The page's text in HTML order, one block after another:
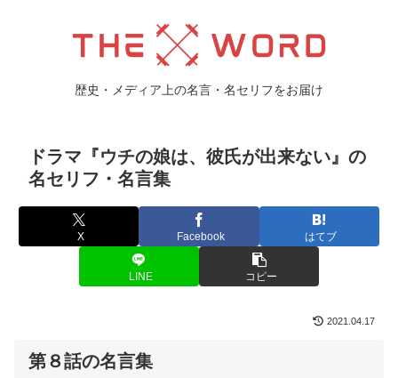
歴史・メディア上の名言・名セリフをお届け
ドラマ『ウチの娘は、彼氏が出来ない』の
名セリフ・名言集
X Facebook はてブ
LINE コピー
2021.04.17
第８話の名言集